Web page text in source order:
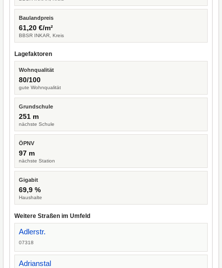
Baulandpreis
61,20 €/m²
BBSR INKAR, Kreis
Lagefaktoren
Wohnqualität
80/100
gute Wohnqualität
Grundschule
251 m
nächste Schule
ÖPNV
97 m
nächste Station
Gigabit
69,9 %
Haushalte
Weitere Straßen im Umfeld
Adlerstr.
07318
Adrianstal